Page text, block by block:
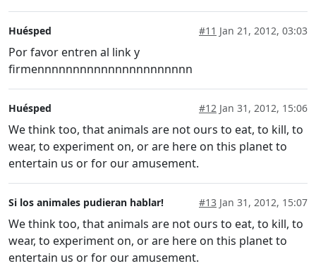
Huésped #11 Jan 21, 2012, 03:03
Por favor entren al link y
firmennnnnnnnnnnnnnnnnnnnnn
Huésped #12 Jan 31, 2012, 15:06
We think too, that animals are not ours to eat, to kill, to
wear, to experiment on, or are here on this planet to
entertain us or for our amusement.
Si los animales pudieran hablar! #13 Jan 31, 2012, 15:07
We think too, that animals are not ours to eat, to kill, to
wear, to experiment on, or are here on this planet to
entertain us or for our amusement.